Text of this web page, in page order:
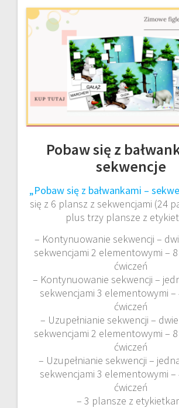
Pobaw się z
sekwencje
„Pobaw się z bałwankami –
się z 6 plansz z sekwencjami (24
plus trzy plansze z
– Kontynuowanie sekwencji –
sekwencjami 2 elementowymi –
ćwiczeń
– Kontynuowanie sekwencji –
sekwencjami 3 elementowymi –
ćwiczeń
– Uzupełnianie sekwencji –
sekwencjami 2 elementowymi –
ćwiczeń
– Uzupełnianie sekwencji –
sekwencjami 3 elementowymi –
ćwiczeń
– 3 plansze z